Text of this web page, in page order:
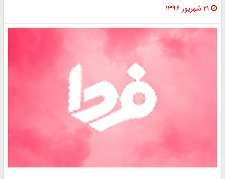
۲۱ شهریور ۱۳۹۶